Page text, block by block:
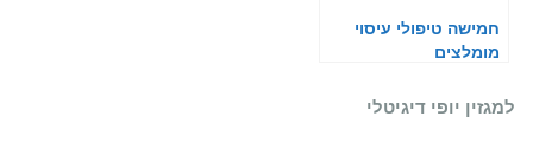
חמישה טיפולי עיסוי
מומלצים
למגזין יופי דיגיטלי